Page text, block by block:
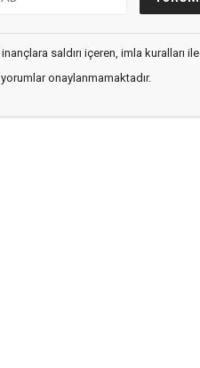
saldırı içeren, imla kuralları ile
onaylanmamaktadır.